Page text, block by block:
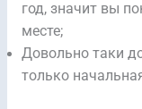
год, значит вы
месте;
Довольно таки
только